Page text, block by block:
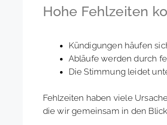
Hohe Fehlzeiten
Kündigungen häufen
Abläufe werden durch
Die Stimmung leidet
Fehlzeiten haben viele
die wir gemeinsam in den